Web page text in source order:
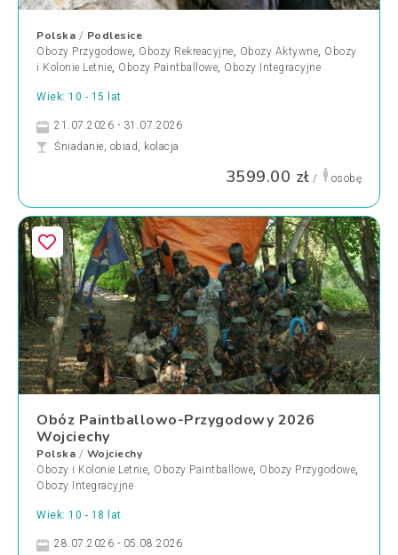
Polska / Podlesice
Obozy Przygodowe, Obozy Rekreacyjne, Obozy Aktywne, Obozy
i Kolonie Letnie, Obozy Paintballowe, Obozy Integracyjne
Wiek: 10 - 15 lat
21.07.2026 - 31.07.2026
Śniadanie, obiad, kolacja
3599.00 zł / osobę
Obóz Paintballowo-Przygodowy 2026
Wojciechy
Polska / Wojciechy
Obozy i Kolonie Letnie, Obozy Paintballowe, Obozy Przygodowe,
Obozy Integracyjne
Wiek: 10 - 18 lat
28.07.2026 - 05.08.2026